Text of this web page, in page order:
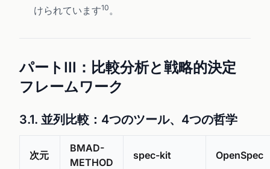
けられています10。
パートIII：比較分析と戦略的決定
フレームワーク
3.1. 並列比較：4つのツール、4つの哲学
次元
BMAD-
METHOD
spec-kit OpenSpec